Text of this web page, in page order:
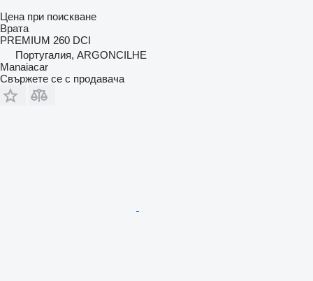
Цена при поискване
Врата
PREMIUM 260 DCI
Португалия, ARGONCILHE
Manaiacar
Свържете се с продавача